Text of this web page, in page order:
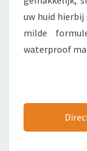
uw huid
milde
waterproof